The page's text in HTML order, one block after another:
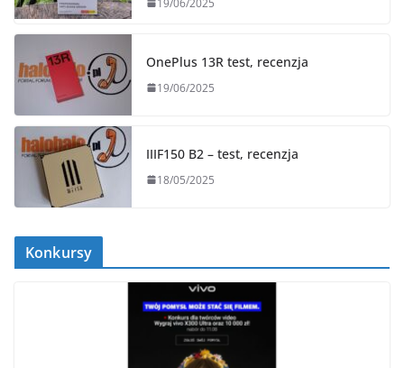
OnePlus 13R test, recenzja
19/06/2025
IIIF150 B2 – test, recenzja
18/05/2025
Konkursy